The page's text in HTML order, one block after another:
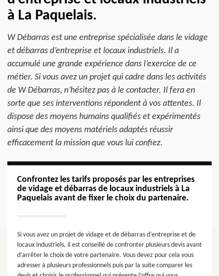
à La Paquelais.
W Débarras est une entreprise spécialisée dans le vidage
et débarras d’entreprise et locaux industriels. Il a
accumulé une grande expérience dans l’exercice de ce
métier. Si vous avez un projet qui cadre dans les activités
de W Débarras, n’hésitez pas à le contacter. Il fera en
sorte que ses interventions répondent à vos attentes. Il
dispose des moyens humains qualifiés et expérimentés
ainsi que des moyens matériels adaptés réussir
efficacement la mission que vous lui confiez.
Confrontez les tarifs proposés par les entreprises
de vidage et débarras de locaux industriels à La
Paquelais avant de fixer le choix du partenaire.
Si vous avez un projet de vidage et de débarras d’entreprise et de
locaux industriels, il est conseillé de confronter plusieurs devis avant
d’arrêter le choix de votre partenaire. Vous devez pour cela vous
adresser à plusieurs professionnels puis par la suite comparer les